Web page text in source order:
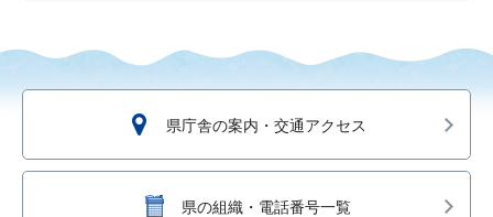
県庁舎の案内・交通アクセス
県の組織・電話番号一覧